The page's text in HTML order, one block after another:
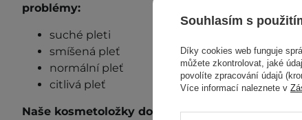
problémy:
suché pleti
smíšená pleť
normální pleť
citlivá pleť
Naše kosmetoložky doporučují přípravek pro
Souhlasím s
Díky cookies web funguje
můžete zkontrolovat, jaké
povolíte zpracování údajů
Více informací naleznete v